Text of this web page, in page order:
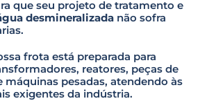
que seu projeto de tratamento e
desmineralizada não sofra
frota está preparada para
reatores, peças de
máquinas pesadas, atendendo às
exigentes da indústria.